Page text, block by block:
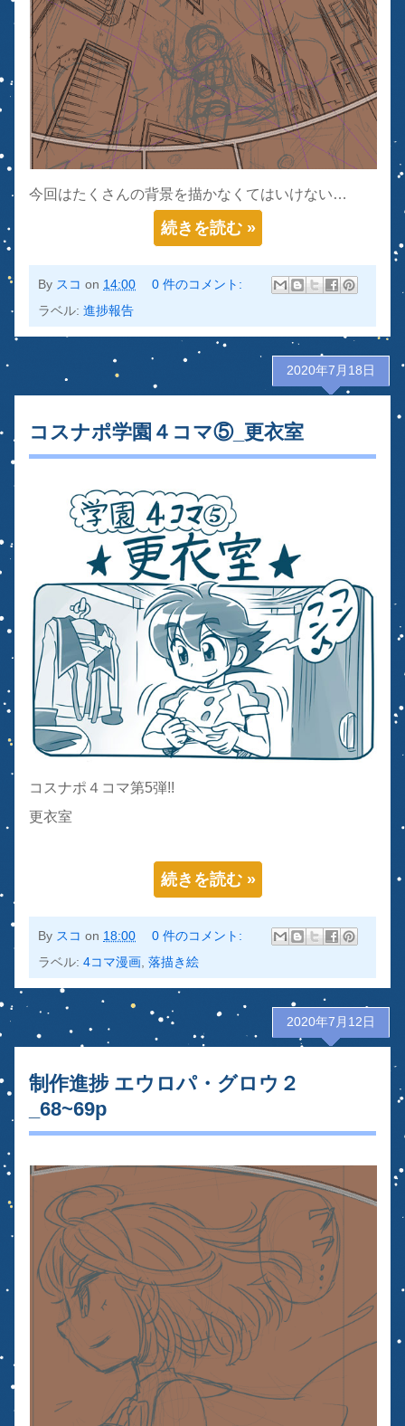
今回はたくさんの背景を描かなくてはいけない…
続きを読む »
By スコ on 14:00
0 件のコメント:
ラベル: 進捗報告
2020年7月18日
コスナポ学園４コマ⑤_更衣室
コスナポ４コマ第5弾!!
更衣室
続きを読む »
By スコ on 18:00
0 件のコメント:
ラベル: 4コマ漫画 落描き絵
2020年7月12日
制作進捗 エウロパ・グロウ２
_68~69p